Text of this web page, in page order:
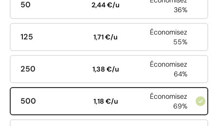
50 2,44 €/u
36%
125 1,71 €/u
Économisez
55%
250 1,38 €/u
Économisez
64%
500 1,18 €/u
Économisez
69%